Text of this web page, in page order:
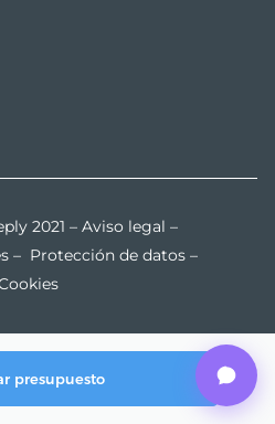
presupuesto
2021 – Aviso legal –
– Protección de datos –